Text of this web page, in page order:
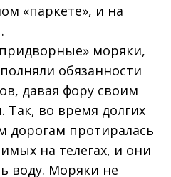
«паркете», и на
моряки,
обязанности
давая фору своим
Так, во время долгих
дорогам протиралась
на телегах, и они
воду. Моряки не